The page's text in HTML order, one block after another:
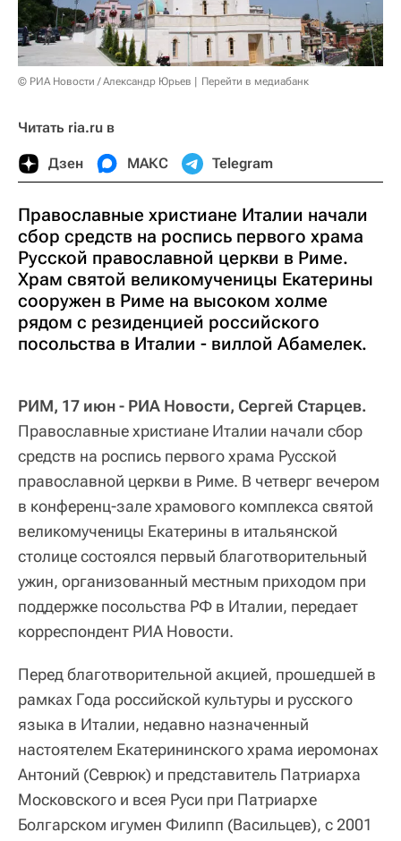
© РИА Новости / Александр Юрьев Перейти в медиабанк
Читать ria.ru в
Дзен МАКС Telegram
Православные христиане Италии начали
сбор средств на роспись первого храма
Русской православной церкви в Риме.
Храм святой великомученицы Екатерины
сооружен в Риме на высоком холме
рядом с резиденцией российского
посольства в Италии - виллой Абамелек.
РИМ, 17 июн - РИА Новости, Сергей Старцев.
Православные христиане Италии начали сбор
средств на роспись первого храма Русской
православной церкви в Риме. В четверг вечером
в конференц-зале храмового комплекса святой
великомученицы Екатерины в итальянской
столице состоялся первый благотворительный
ужин, организованный местным приходом при
поддержке посольства РФ в Италии, передает
корреспондент РИА Новости.
Перед благотворительной акцией, прошедшей в
рамках Года российской культуры и русского
языка в Италии, недавно назначенный
настоятелем Екатерининского храма иеромонах
Антоний (Севрюк) и представитель Патриарха
Московского и всея Руси при Патриархе
Болгарском игумен Филипп (Васильцев), с 2001